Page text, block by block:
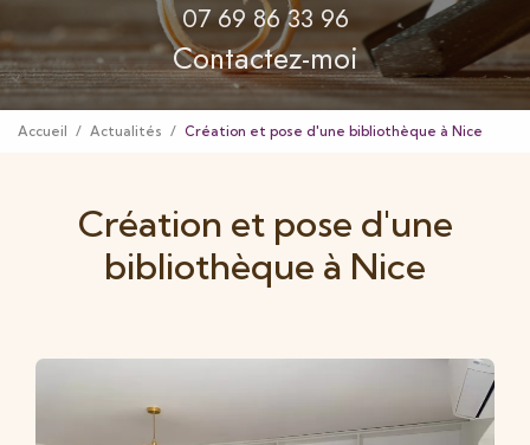
07 69 86 33 96
Contactez-moi
Accueil Actualités Création et pose d'une bibliothèque à Nice
Création et pose d'une
bibliothèque à Nice